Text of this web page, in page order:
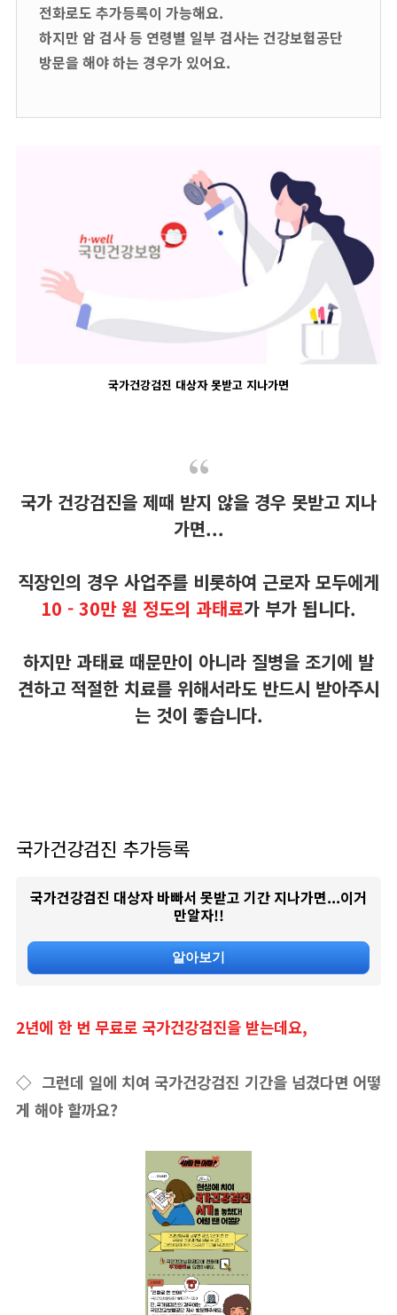
전화로도 추가등록이 가능해요.
하지만 암 검사 등 연령별 일부 검사는 건강보험공단
방문을 해야 하는 경우가 있어요.
국가건강검진 대상자 못받고 지나가면
국가 건강검진을 제때 받지 않을 경우 못받고 지나
가면...
직장인의 경우 사업주를 비롯하여 근로자 모두에게
10 - 30만 원 정도의 과태료가 부가 됩니다.
하지만 과태료 때문만이 아니라 질병을 조기에 발
견하고 적절한 치료를 위해서라도 반드시 받아주시
는 것이 좋습니다.
국가건강검진 추가등록
국가건강검진 대상자 바빠서 못받고 기간 지나가면...이거
만알자!!
알아보기
2년에 한 번 무료로 국가건강검진을 받는데요,
◇ 그런데 일에 치여 국가건강검진 기간을 넘겼다면 어떻
게 해야 할까요?